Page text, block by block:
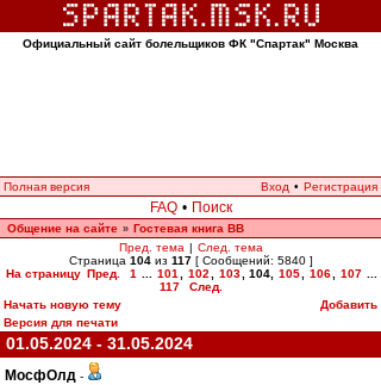
Официальный сайт болельщиков ФК "Спартак" Москва
Полная версия Вход • Регистрация
FAQ • Поиск
Общение на сайте » Гостевая книга ВВ
Пред. тема | След. тема
Страница 104из 117[ Сообщений: 5840 ]
На страницу Пред. 1 101 102 103 104, 105 106 107
117
След.
Начать новую тему
Добавить
Версия для печати
01.05.2024 - 31.05.2024
МосфОлд -